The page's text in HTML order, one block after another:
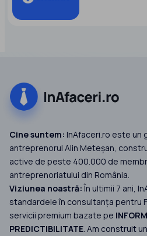
Cine suntem: InAfaceri.ro este un
antreprenorul Alin Meteșan,
active de peste 400.000 de
antreprenoriatului din România.
Viziunea noastră:În ultimii 7 ani,
standardele în consultanța pentru
servicii premium bazate pe
PREDICTIBILITATE. Am construit